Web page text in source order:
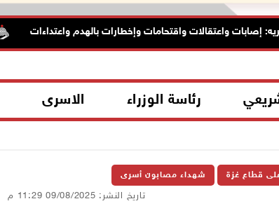
واعتقالات واقتحامات وإخطارات بالهدم واعتداءات
رئاسة الوزراء الاسرى
على قطاع غزة شهداء مصابون أسرى
تاريخ النشر: 09/08/2025 11:29 م